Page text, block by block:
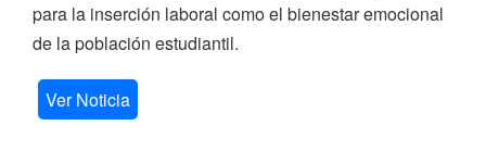
para la inserción laboral como el bienestar emocional
de la población estudiantil.
Ver Noticia